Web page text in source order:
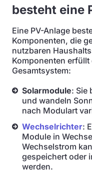
besteht eine
Eine PV-Anlage
Komponenten, die
nutzbaren
Komponenten erfüllt
Gesamtsystem:
Solarmodule: Sie
und wandeln
nach Modulart
Wechselrichter:
Module in
Wechselstrom
gespeichert oder
werden.